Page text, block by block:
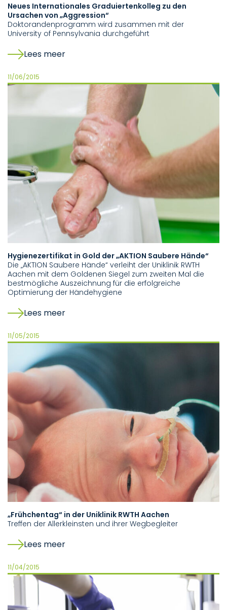
Neues Internationales Graduiertenkolleg zu den
Ursachen von „Aggression“
Doktorandenprogramm wird zusammen mit der
University of Pennsylvania durchgeführt
Lees meer
11/06/2015
Hygienezertifikat in Gold der „AKTION Saubere Hände“
Die „AKTION Saubere Hände“ verleiht der Uniklinik RWTH
Aachen mit dem Goldenen Siegel zum zweiten Mal die
bestmögliche Auszeichnung für die erfolgreiche
Optimierung der Händehygiene
Lees meer
11/05/2015
„Frühchentag“ in der Uniklinik RWTH Aachen
Treffen der Allerkleinsten und ihrer Wegbegleiter
Lees meer
11/04/2015